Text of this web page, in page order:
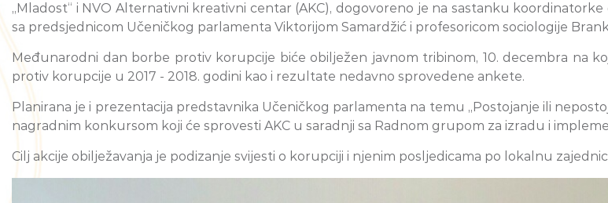
„Mladost“ i NVO Alternativni kreativni centar (AKC), dogovoreno je na sastanku
sa predsjednicom Učeničkog parlamenta Viktorijom Samardžić i profesoricom sociologije
Međunarodni dan borbe protiv korupcije biće obilježen javnom tribinom, 10. decembra na
protiv korupcije u 2017 - 2018. godini kao i rezultate nedavno sprovedene ankete.
Planirana je i prezentacija predstavnika Učeničkog parlamenta na temu „Postojanje ili
nagradnim konkursom koji će sprovesti AKC u saradnji sa Radnom grupom za izradu i
Cilj akcije obilježavanja je podizanje svijesti o korupciji i njenim posljedicama po lokalnu